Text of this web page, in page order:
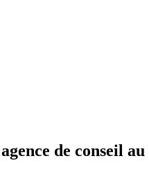
de conseil